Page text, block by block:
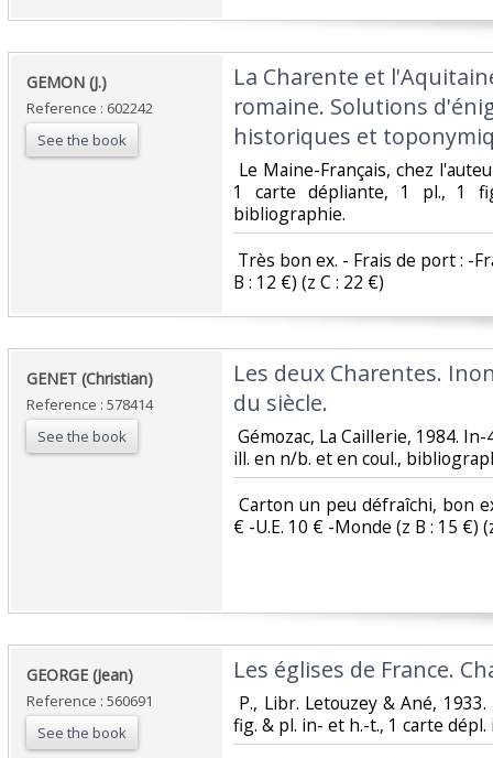
‎GEMON (J.)‎
Reference : 602242
See the book
‎La Charente et
romaine. Solutions
historiques et
Le Maine-Français, chez
1 carte dépliante, 1 pl., 1
bibliographie. ‎
Très bon ex. - Frais de port : -
B : 12 €) (z C : 22 €) ‎
‎GENET (Christian)‎
Reference : 578414
See the book
‎Les deux Charentes.
du siècle.‎
Gémozac, La Caillerie, 1984.
ill. en n/b. et en coul.,
Carton un peu défraîchi, bon
€ -U.E. 10 € -Monde (z B : 15 €)
‎GEORGE (Jean)‎
Reference : 560691
See the book
‎Les églises de France.
P., Libr. Letouzey & Ané,
fig. & pl. in- et h.-t., 1 carte dépl.